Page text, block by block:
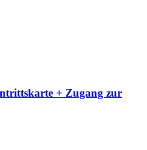
+ Zugang zur